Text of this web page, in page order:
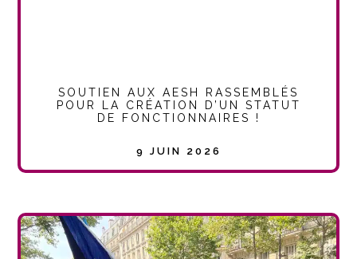
SOUTIEN AUX AESH RASSEMBLÉS
POUR LA CRÉATION D’UN STATUT
DE FONCTIONNAIRES !
9 JUIN 2026